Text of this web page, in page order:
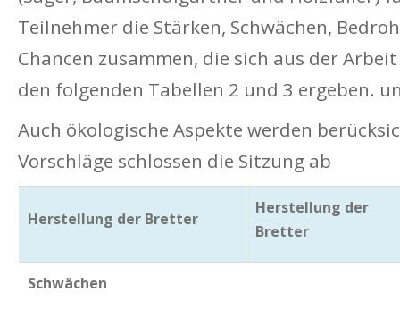
Teilnehmer die Stärken, Schwächen,
Chancen zusammen, die sich aus der
den folgenden Tabellen 2 und 3 ergeben.
Auch ökologische Aspekte werden
Vorschläge schlossen die Sitzung ab
Herstellung der Bretter
Herstellung der
Bretter
Schwächen